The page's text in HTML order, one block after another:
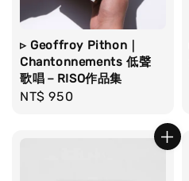
▹ Geoffroy Pithon｜
Chantonnements 低聲
歌唱－RISO作品集
Regular
NT$ 950